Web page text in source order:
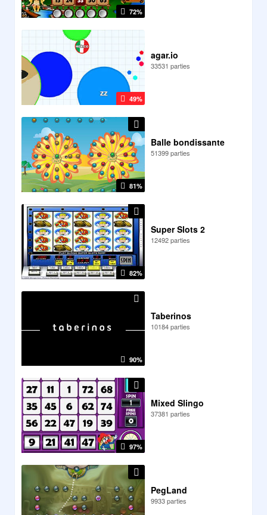
72%
49%
agar.io
33531 parties
81%
Balle bondissante
51399 parties
82%
Super Slots 2
12492 parties
90%
Taberinos
10184 parties
97%
Mixed Slingo
37381 parties
PegLand
9933 parties